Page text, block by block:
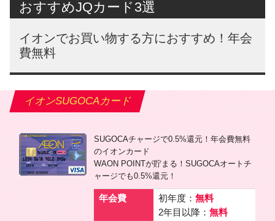
おすすめJQカード3選
イオンでお買い物する方におすすめ！年会
費無料
イオンSUGOCAカード
SUGOCAチャージで0.5%還元！年会費無料
のイオンカード
WAON POINTが貯まる！SUGOCAオートチ
ャージでも0.5%還元！
年会費 初年度： 無料
2年目以降： 無料